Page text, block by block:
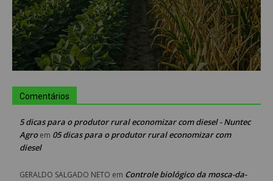
Comentários
5 dicas para o produtor rural economizar com diesel - Nuntec
Agroem 05 dicas para o produtor rural economizar com
diesel
GERALDO SALGADO NETO em Controle biológico da mosca-da-